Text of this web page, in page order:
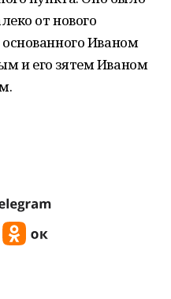
от нового
Иваном
и его зятем Иваном